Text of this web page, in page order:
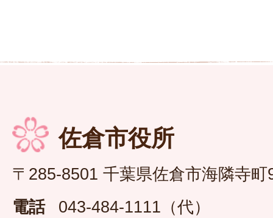
佐倉市役所
〒285-8501 千葉県佐倉市海隣寺町
電話
043-484-1111（代）